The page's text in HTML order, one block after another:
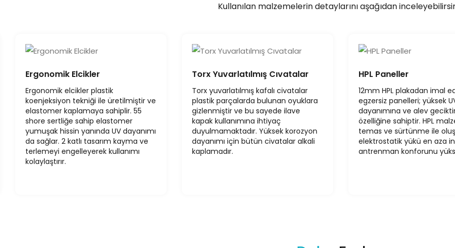
Kullanılan malzemelerin detaylarını aşağıdan
Ergonomik Elcikler
Ergonomik elcikler plastik
koenjeksiyon tekniği ile üretilmiştir ve
elastomer kaplamaya sahiplir. 55
shore sertliğe sahip elastomer
yumuşak hissin yanında UV dayanımı
da sağlar. 2 katlı tasarım kayma ve
terlemeyi engelleyerek kullanımı
kolaylaştırır.
Torx Yuvarlatılmış Cıvatalar
Torx yuvarlatılmış kafalı civatalar
plastik parçalarda bulunan oyuklara
gizlenmiştir ve bu sayede ilave
kapak kullanımına ihtiyaç
duyulmamaktadır. Yüksek korozyon
dayanımı için bütün civatalar alkali
kaplamadır.
HPL Paneller
12mm HPL plakadan imal
egzersiz panelleri; yüksek
dayanımına ve alev
özelliğine sahiptir. HPL
temas ve sürtünme ile
elektrostatik yükü en aza
antrenman konforunu